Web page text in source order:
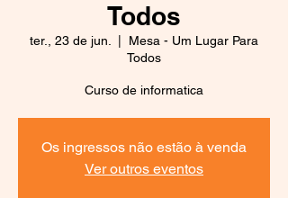
Todos
ter., 23 de jun.
Mesa - Um Lugar Para
Todos
Curso de informatica
Os ingressos não estão à venda
Ver outros eventos